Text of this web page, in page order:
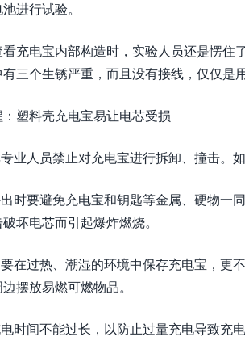
进行试验。
充电宝内部构造时，实验人员还是愣住
三个生锈严重，而且没有接线，仅仅是
塑料壳充电宝易让电芯受损
业人员禁止对充电宝进行拆卸、撞击。
时要避免充电宝和钥匙等金属、硬物一
坏电芯而引起爆炸燃烧。
在过热、潮湿的环境中保存充电宝，更
摆放易燃可燃物品。
时间不能过长，以防止过量充电导致充